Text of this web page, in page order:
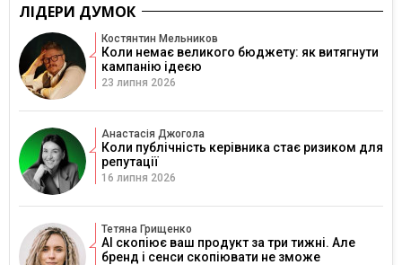
ЛІДЕРИ ДУМОК
Костянтин Мельников
Коли немає великого бюджету: як витягнути
кампанію ідеєю
23 липня 2026
Анастасія Джогола
Коли публічність керівника стає ризиком для
репутації
16 липня 2026
Тетяна Грищенко
AI скопіює ваш продукт за три тижні. Але
бренд і сенси скопіювати не зможе